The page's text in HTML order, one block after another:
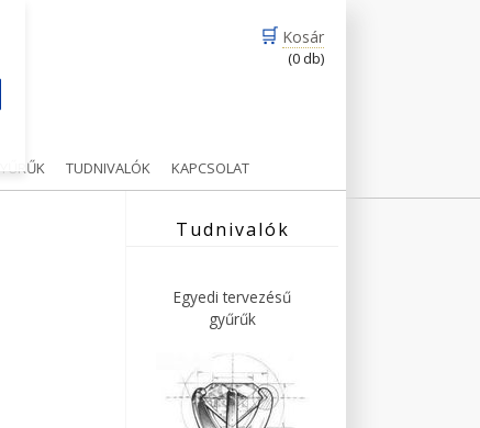
🛒 Kosár
(0 db)
TUDNIVALÓK KAPCSOLAT
Tudnivalók
Egyedi tervezésű
gyűrűk